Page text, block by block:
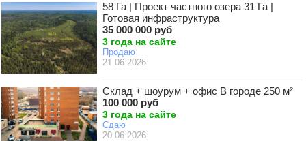
58 Га | Проект частного озера 31 Га |
Готовая инфраструктура
35 000 000 руб
3 года на сайте
Продаю
21.06.2026
Склад + шоурум + офис В городе 250 м²
100 000 руб
3 года на сайте
Сдаю
20.06.2026